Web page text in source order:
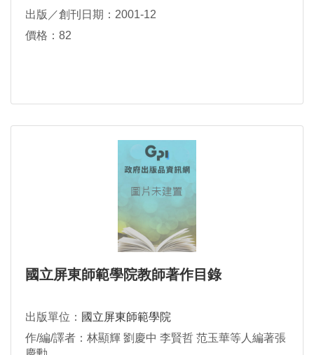
出版／創刊日期：2001-12
價格：82
國立屏東師範學院教師著作目錄
出版單位： 國立屏東師範學院
作/編/譯者：林顯輝 劉慶中 李賢哲 范玉華等人編著張